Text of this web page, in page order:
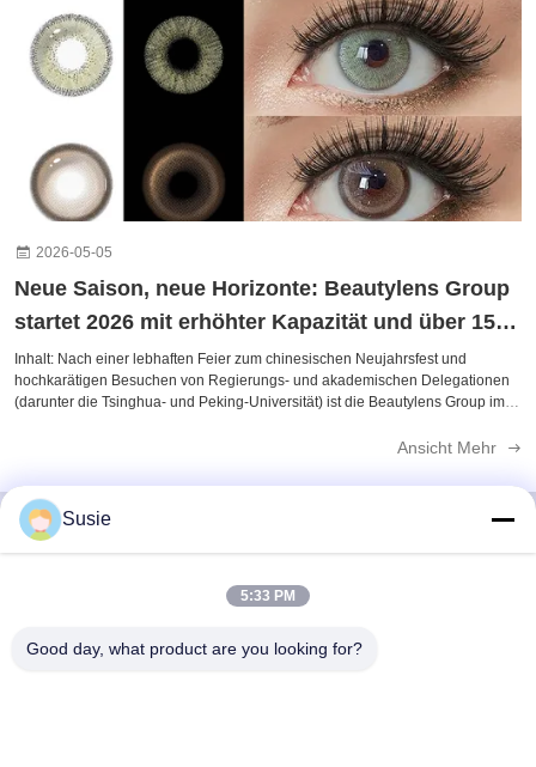
2026-05-05
Neue Saison, neue Horizonte: Beautylens Group
startet 2026 mit erhöhter Kapazität und über 1500
Designs
Inhalt: Nach einer lebhaften Feier zum chinesischen Neujahrsfest und
hochkarätigen Besuchen von Regierungs- und akademischen Delegationen
(darunter die Tsinghua- und Peking-Universität) ist die Beautylens Group im
Ansicht Mehr
Schnelle Kontaktaufnahme
Adresse
Susie
5:33 PM
Good day, what product are you looking for?